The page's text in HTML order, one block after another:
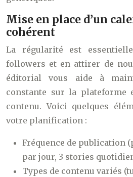
Mise en place d’un
cohérent
La régularité est
followers et en attirer de
éditorial vous aide à
constante sur la plateforme
contenu. Voici quelques
votre planification :
Fréquence de publication
par jour, 3 stories
Types de contenu variés